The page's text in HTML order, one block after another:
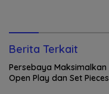
Berita Terkait
Persebaya Maksimalkan
Open Play dan Set Pieces